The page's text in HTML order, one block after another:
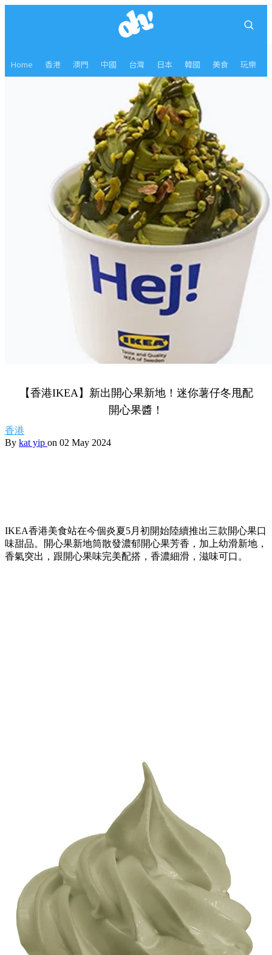
Home 香港 澳門 中國 台灣 日本 韓國 美食 玩樂
【香港IKEA】新出開心果新地！迷你薯仔冬甩配
開心果醬！
香港
By kat yip on 02 May 2024
IKEA香港美食站在今個炎夏5月初開始陸續推出三款開心果口
味甜品。開心果新地筒散發濃郁開心果芳香，加上幼滑新地，
香氣突出，跟開心果味完美配搭，香濃細滑，滋味可口。